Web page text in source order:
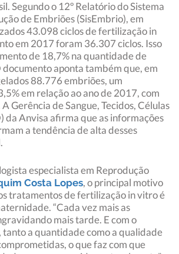
Segundo o 12º Relatório do Sistema
de Embriões (SisEmbrio), em
43.098 ciclos de fertilização in
em 2017 foram 36.307 ciclos. Isso
de 18,7% na quantidade de
aponta também que, em
88.776 embriões, um
em relação ao ano de 2017, com
Gerência de Sangue, Tecidos, Células
da Anvisa afirma que as informações
a tendência de alta desses
especialista em Reprodução
Costa Lopes, o principal motivo
tratamentos de fertilização in vitro é
“Cada vez mais as
mais tarde. E com o
a quantidade como a qualidade
o que faz com que